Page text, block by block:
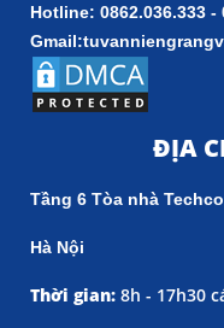
Hotline: 0862.036.333 -
ĐỊA
Tầng 6 Tòa nhà
Hà Nội
Thời gian: 8h - 17h30